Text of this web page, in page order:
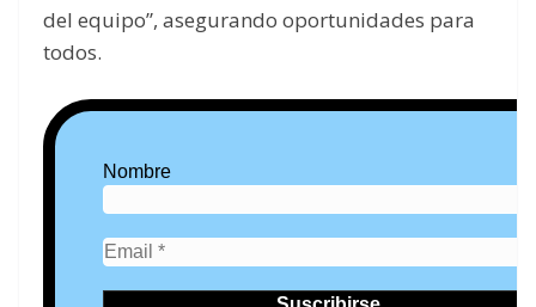
del equipo”, asegurando oportunidades para
todos.
Nombre